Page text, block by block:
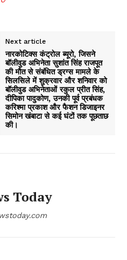
Next article
नारकोटिक्स कंट्रोल ब्यूरो, जिसने
बॉलीवुड अभिनेता सुशांत सिंह राजपूत
की मौत से संबंधित ड्रग्स मामले के
सिलसिले में शुक्रवार और शनिवार को
बॉलीवुड अभिनेताओं रकुल प्रीत सिंह,
दीपिका पादुकोण, उनकी पूर्व प्रबंधक
करिश्मा प्रकाश और फैशन डिजाइनर
सिमोन खंबाटा से कई घंटों तक पूछताछ
की।
Today